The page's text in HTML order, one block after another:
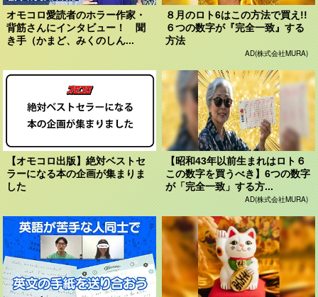
オモコロ愛読者のホラー作家・
背筋さんにインタビュー！ 聞
き手（かまど、みくのしん...
８月のロト6はこの方法で買え!!
６つの数字が『完全一致』する
方法
AD(株式会社MURA)
【オモコロ出版】絶対ベストセ
ラーになる本の企画が集まりま
した
【昭和43年以前生まれはロト６
この数字を買うべき】6つの数字
が「完全一致」する方...
AD(株式会社MURA)